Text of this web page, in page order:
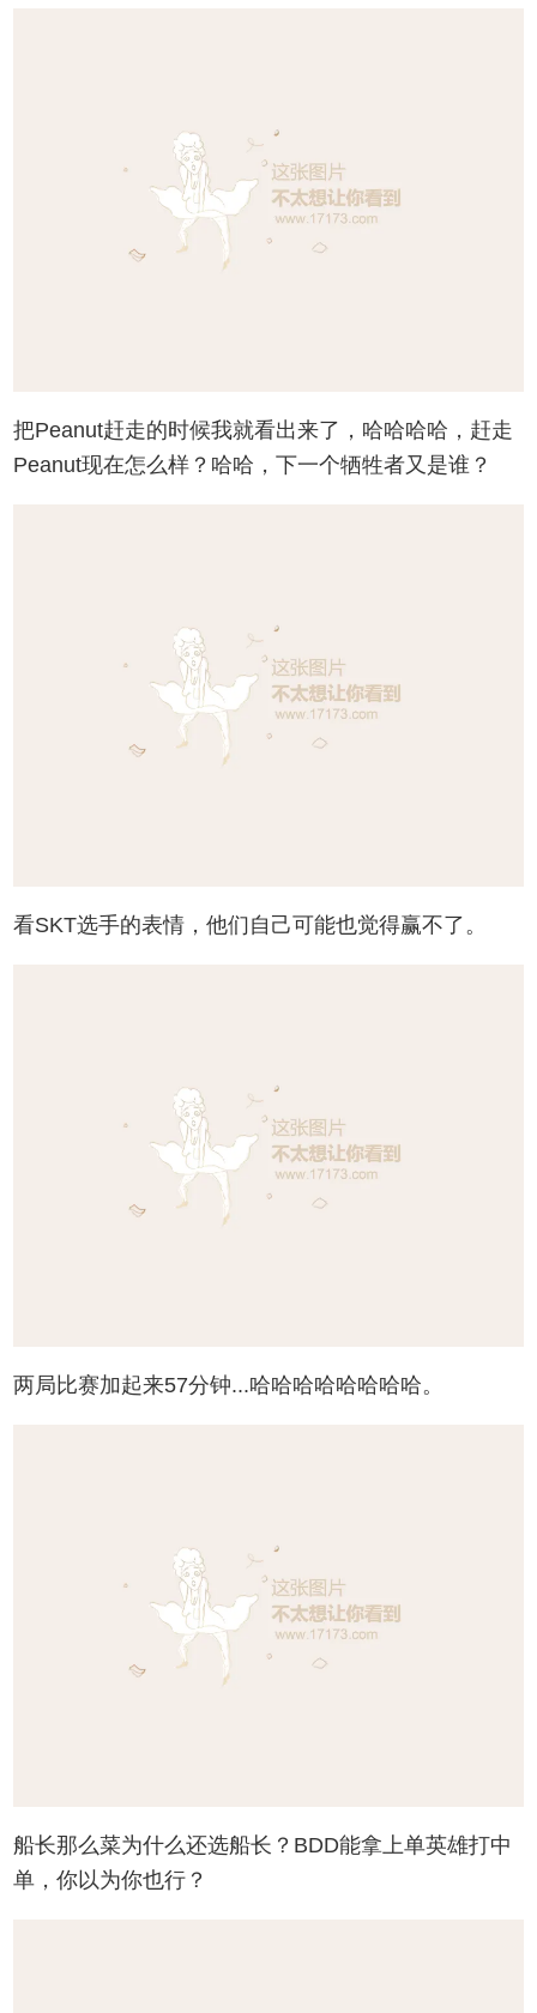
把Peanut赶走的时候我就看出来了，哈哈哈哈，赶走
Peanut现在怎么样？哈哈，下一个牺牲者又是谁？
看SKT选手的表情，他们自己可能也觉得赢不了。
两局比赛加起来57分钟...哈哈哈哈哈哈哈哈。
船长那么菜为什么还选船长？BDD能拿上单英雄打中
单，你以为你也行？